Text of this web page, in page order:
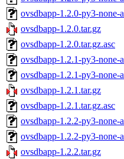
ovsdbapp-1.2.0-py3-none-
ovsdbapp-1.2.0.tar.gz
ovsdbapp-1.2.0.tar.gz.asc
ovsdbapp-1.2.1-py3-none-
ovsdbapp-1.2.1-py3-none-
ovsdbapp-1.2.1.tar.gz
ovsdbapp-1.2.1.tar.gz.asc
ovsdbapp-1.2.2-py3-none-
ovsdbapp-1.2.2-py3-none-
ovsdbapp-1.2.2.tar.gz